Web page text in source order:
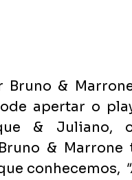
Bruno &
apertar o
& Juliano,
& Marrone
conhecemos,